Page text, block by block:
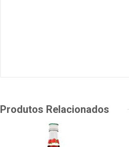
Produtos Relacionados